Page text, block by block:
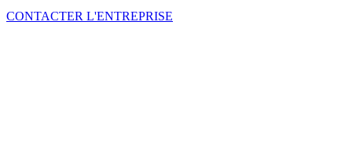
CONTACTER L'ENTREPRISE